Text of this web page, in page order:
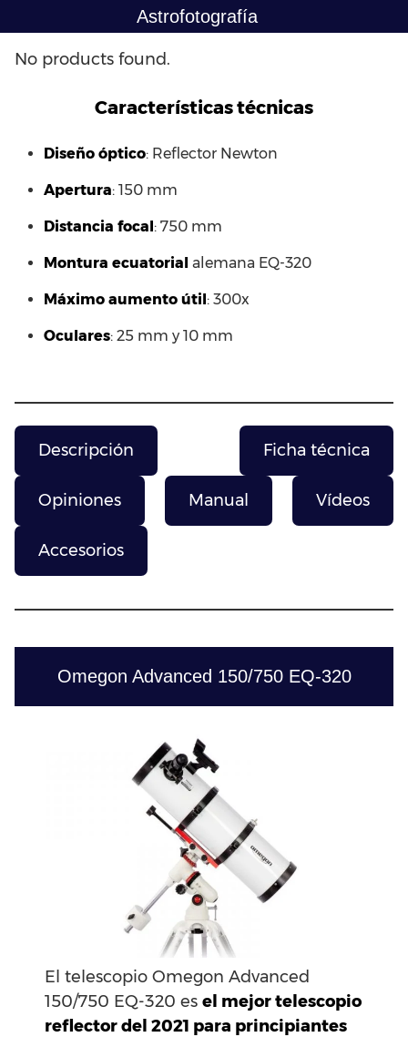
al
contenido
Astrofotografía
No products found.
Características técnicas
Diseño óptico: Reflector Newton
Apertura: 150 mm
Distancia focal: 750 mm
Montura ecuatorial alemana EQ-320
Máximo aumento útil: 300x
Oculares: 25 mm y 10 mm
Descripción Ficha técnica
Opiniones Manual Vídeos
Accesorios
Omegon Advanced 150/750 EQ-320
El telescopio Omegon Advanced
150/750 EQ-320 esel mejor telescopio
reflector del 2021 para principiantes